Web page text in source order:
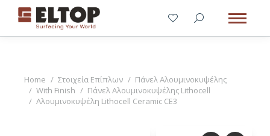
You are here:
Home Στοιχεία Επίπλων
Πάνελ Αλουμινοκυψέλης
With Finish
Πάνελ Αλουμινοκυψέλης Lithocell
Αλουμινοκυψέλη Lithocell Ceramic CE3